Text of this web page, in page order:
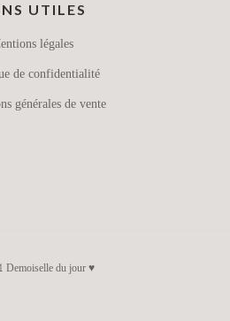
UTILES
légales
de confidentialité
générales de vente
du jour ♥